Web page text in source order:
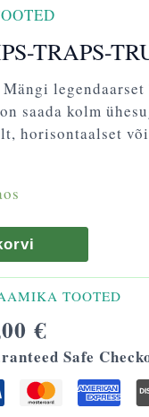
TRAPS-
saada kolm
horisontaalset või
TOOTED
€
Safe